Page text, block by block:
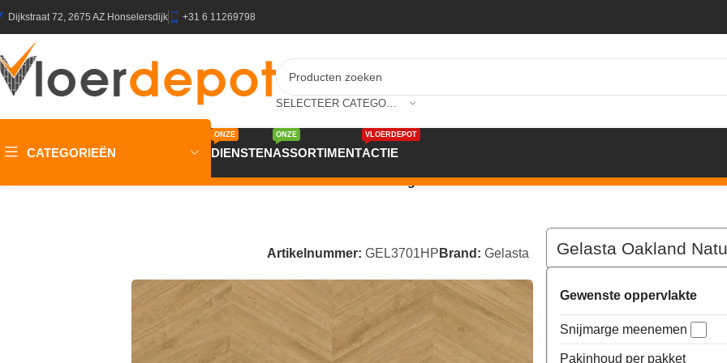
Dijkstraat 72, 2675 AZ Honselersdijk +31 6 11269798
CATEGORIEËN DIENSTEN
ONZE
ASSORTIMENT
ONZE
ACTIE
VLOERDEPOT
PVC Vloeren/Gelasta Oakland Naturel Hongaarse Punt PVC 3701H
Artikelnummer: GEL3701HP Brand: Gelasta
Gelasta Oakland
Gewenste oppervlakte
Snijmarge meenemen
Pakinhoud per pakket